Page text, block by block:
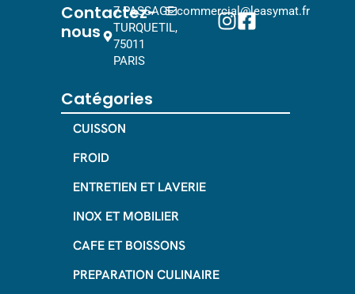
Contactez-
nous
7 PASSAGE
TURQUETIL,
75011
PARIS
commercial@leasymat.fr
Catégories
CUISSON
FROID
ENTRETIEN ET LAVERIE
INOX ET MOBILIER
CAFE ET BOISSONS
PREPARATION CULINAIRE